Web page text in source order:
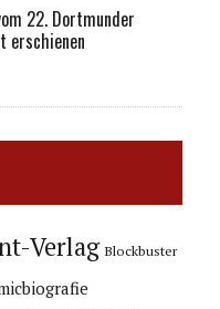
22. Dortmunder
erschienen
Verlag Blockbuster